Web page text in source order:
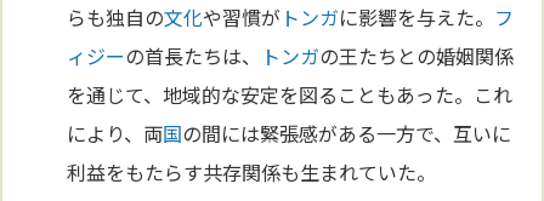
らも独自の文化や習慣が トンガに影響を与えた。 フ
ィジーの首長たちは、 トンガの王たちとの婚姻関係
を通じて、地域的な安定を図ることもあった。これ
により、両国の間には緊張感がある一方で、互いに
利益をもたらす共存関係も生まれていた。